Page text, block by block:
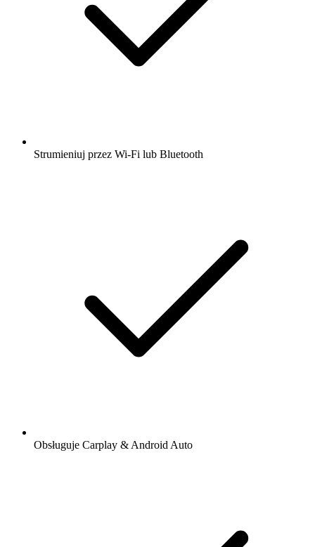
Strumieniuj przez Wi-Fi lub Bluetooth
Obsługuje Carplay & Android Auto